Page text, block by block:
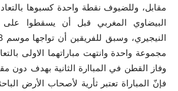
مقابل، وللضيوف نقطة واحدة كسبوها
البيضاوي المغربي قبل أن يسقطوا على
مجموعة واحدة وانتهت مباراتهما الاولى
وفاز القطن في المباارة الثانية بهدف دون
فإنّ المباراة تعتبر ثأرية لأصحاب الأرض